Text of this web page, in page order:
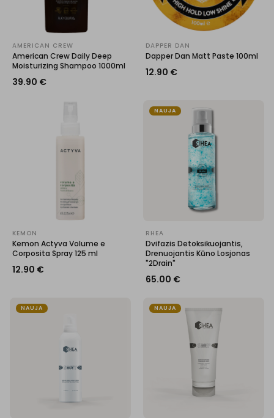
AMERICAN CREW
American Crew Daily Deep
Moisturizing Shampoo 1000ml
39.90 €
DAPPER DAN
Dapper Dan Matt Paste 100ml
12.90 €
KEMON
Kemon Actyva Volume e
Corposita Spray 125 ml
12.90 €
NAUJA
RHEA
Dvifazis Detoksikuojantis,
Drenuojantis Kūno Losjonas
"2Drain"
65.00 €
NAUJA NAUJA